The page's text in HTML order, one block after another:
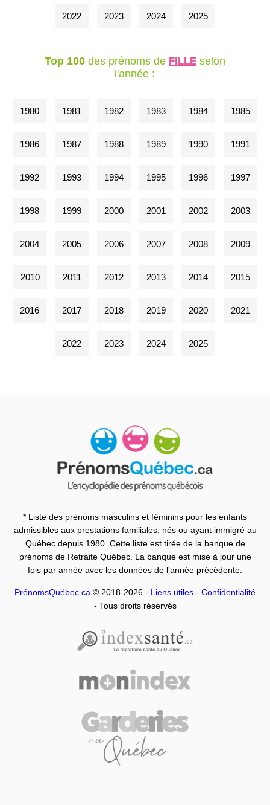
2022 2023 2024 2025
Top 100des prénoms de FILLEselon
l'année :
1980 1981 1982 1983 1984 1985
1986 1987 1988 1989 1990 1991
1992 1993 1994 1995 1996 1997
1998 1999 2000 2001 2002 2003
2004 2005 2006 2007 2008 2009
2010 2011 2012 2013 2014 2015
2016 2017 2018 2019 2020 2021
2022 2023 2024 2025
* Liste des prénoms masculins et féminins pour les enfants
admissibles aux prestations familiales, nés ou ayant immigré au
Québec depuis 1980. Cette liste est tirée de la banque de
prénoms de Retraite Québec. La banque est mise à jour une
fois par année avec les données de l'année précédente.
PrénomsQuébec.ca © 2018-2026 - Liens utiles - Confidentialité
- Tous droits réservés